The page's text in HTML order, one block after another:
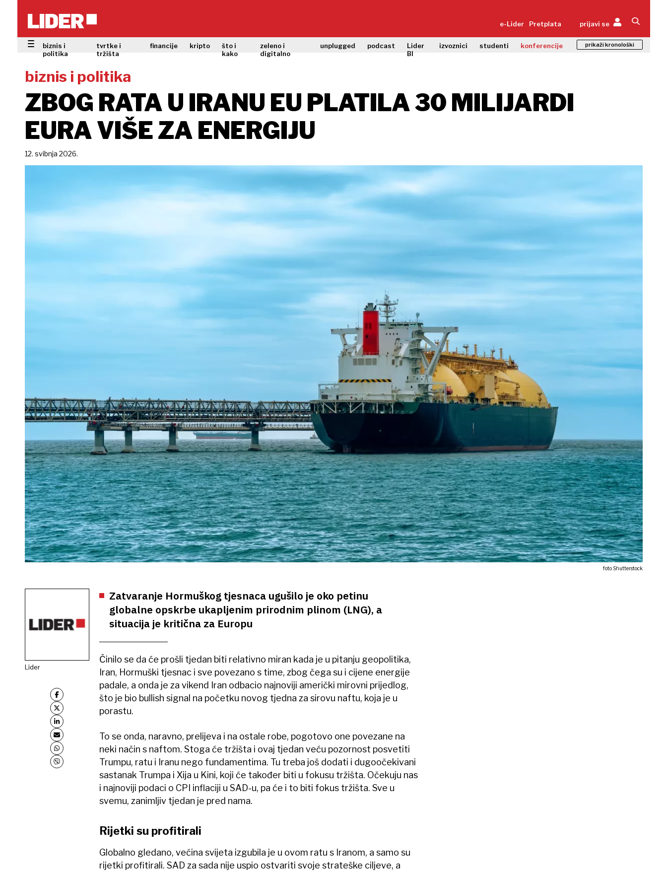
e-Lider Pretplata prijavi se
biznis i
politika
tvrtke i
tržišta
financije kripto
što i
kako
zeleno i
digitalno
unplugged podcast
Lider
BI
izvoznici studenti konferencije prikaži kronološki
biznis i politika
ZBOG RATA U IRANU EU PLATILA 30 MILIJARDI
EURA VIŠE ZA ENERGIJU
12. svibnja 2026.
foto Shutterstock
Lider
Zatvaranje Hormuškog tjesnaca ugušilo je oko petinu
globalne opskrbe ukapljenim prirodnim plinom (LNG), a
situacija je kritična za Europu
Činilo se da će prošli tjedan biti relativno miran kada je u pitanju geopolitika,
Iran, Hormuški tjesnac i sve povezano s time, zbog čega su i cijene energije
padale, a onda je za vikend Iran odbacio najnoviji američki mirovni prijedlog,
što je bio bullish signal na početku novog tjedna za sirovu naftu, koja je u
porastu.
To se onda, naravno, prelijeva i na ostale robe, pogotovo one povezane na
neki način s naftom. Stoga će tržišta i ovaj tjedan veću pozornost posvetiti
Trumpu, ratu i Iranu nego fundamentima. Tu treba još dodati i dugoočekivani
sastanak Trumpa i Xija u Kini, koji će također biti u fokusu tržišta. Očekuju nas
i najnoviji podaci o CPI inflaciji u SAD-u, pa će i to biti fokus tržišta. Sve u
svemu, zanimljiv tjedan je pred nama.
Rijetki su profitirali
Globalno gledano, većina svijeta izgubila je u ovom ratu s Iranom, a samo su
rijetki profitirali. SAD za sada nije uspio ostvariti svoje strateške ciljeve, a